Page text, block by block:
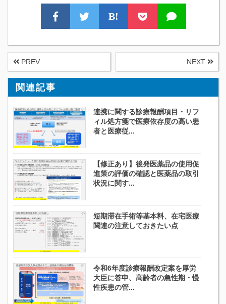
B!
PREV NEXT
関連記事
連携に関する診療報酬項目・リフ
ィル処方箋で医療依存度の高い患
者と医療従...
【修正あり】後発医薬品の使用促
進策の評価の確認と医薬品の取引
状況に関す...
短期滞在手術等基本料、在宅医療
関連の注意しておきたい点
令和6年度診療報酬改定案を厚労
大臣に答申、高齢者の急性期・慢
性疾患の管...